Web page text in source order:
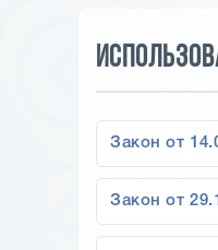
Закон от
Закон от